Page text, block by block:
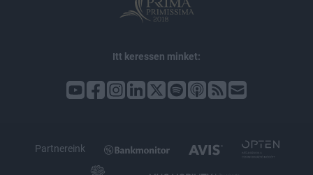
Itt keressen minket:
Partnereink